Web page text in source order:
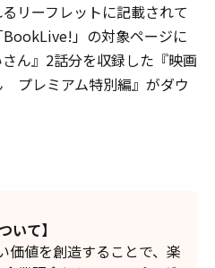
リーフレットに記載されて
」の対象ページに
ん』2話分を収録した『映画
レミアム特別編』がダウ
いて】
値を創造することで、楽